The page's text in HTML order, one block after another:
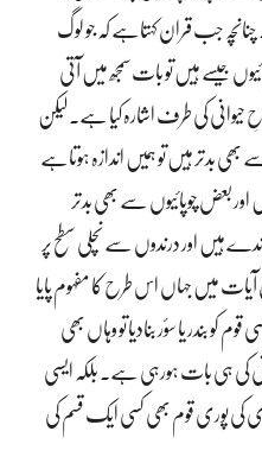
جب قران کہتاہے کہ جو لوگ
جیسے ہیں تو بات سمجھ میں آتی
کی طرف اشارہ کیا ہے۔ لیکن
بدتر ہیں تو ہمیں اندازہ ہوتاہے
اور بعض چوپائیوں سے بھی بدتر
ہیں اور درندوں سے نچلی سطح پر
میں جہاں اس طرح کا مفہوم پایا
کو بندر یا سؤر بنادیا تو وہاں بھی
کی ہی بات ہورہی ہے۔ بلکہ ایسی
کی پوری قوم بھی کسی ایک قسم کی